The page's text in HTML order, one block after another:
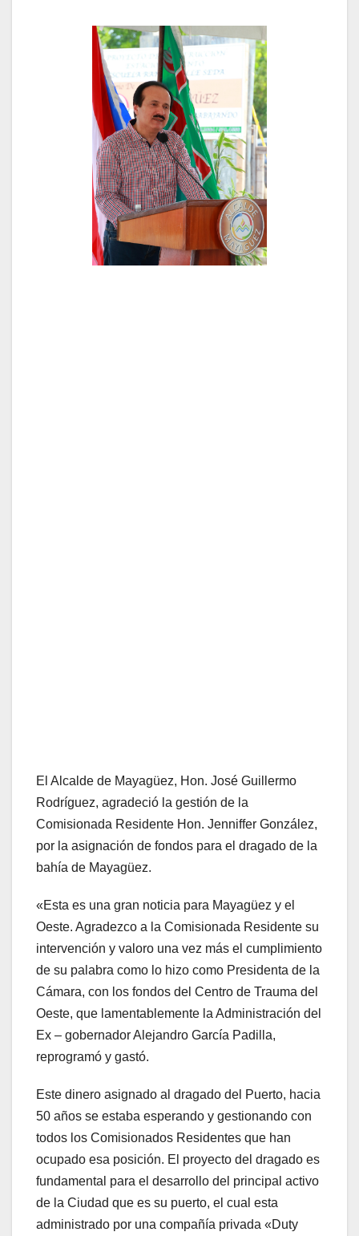
El Alcalde de Mayagüez, Hon. José Guillermo
Rodríguez, agradeció la gestión de la
Comisionada Residente Hon. Jenniffer González,
por la asignación de fondos para el dragado de la
bahía de Mayagüez.
«Esta es una gran noticia para Mayagüez y el
Oeste. Agradezco a la Comisionada Residente su
intervención y valoro una vez más el cumplimiento
de su palabra como lo hizo como Presidenta de la
Cámara, con los fondos del Centro de Trauma del
Oeste, que lamentablemente la Administración del
Ex – gobernador Alejandro García Padilla,
reprogramó y gastó.
Este dinero asignado al dragado del Puerto, hacia
50 años se estaba esperando y gestionando con
todos los Comisionados Residentes que han
ocupado esa posición. El proyecto del dragado es
fundamental para el desarrollo del principal activo
de la Ciudad que es su puerto, el cual esta
administrado por una compañía privada «Duty